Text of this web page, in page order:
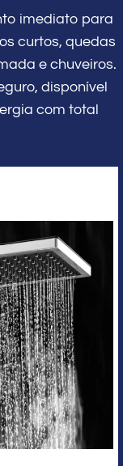
imediato para
curtos, quedas
e chuveiros.
disponível
com total